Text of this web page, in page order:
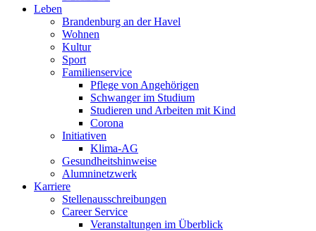
Leben
Brandenburg an der Havel
Wohnen
Kultur
Sport
Familienservice
Pflege von Angehörigen
Schwanger im Studium
Studieren und Arbeiten mit Kind
Corona
Initiativen
Klima-AG
Gesundheitshinweise
Alumninetzwerk
Karriere
Stellenausschreibungen
Career Service
Veranstaltungen im Überblick